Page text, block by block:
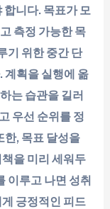
니다. 목표가 모
측정 가능한 목
기 위한 중간 단
계획을 실행에 옮
는 습관을 길러
우선 순위를 정
한, 목표 달성을
을 미리 세워두
이루고 나면 성취
긍정적인 피드